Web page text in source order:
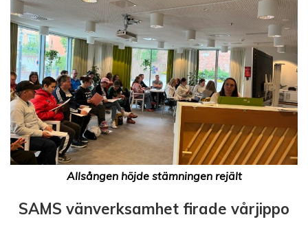
Allsången höjde stämningen rejält
SAMS vänverksamhet firade vårjippo